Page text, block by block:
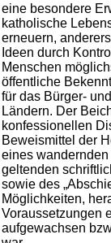
eine besondere
katholische
erneuern,
Ideen durch
Menschen
öffentliche
für das Bürger-
Ländern. Der
konfessionellen
Beweismittel der
eines
geltenden
sowie des
Möglichkeiten,
Voraussetzungen
aufgewachsen